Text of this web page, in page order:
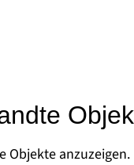
Objekte anzuzeigen.